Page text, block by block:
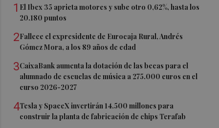
1 El Ibex 35 aprieta motores y sube otro 0,62%, hasta los
20.180 puntos
2Fallece el expresidente de Eurocaja Rural, Andrés
Gómez Mora, a los 89 años de edad
3CaixaBank aumenta la dotación de las becas para el
alumnado de escuelas de música a 275.000 euros en el
curso 2026-2027
4Tesla y SpaceX invertirán 14.500 millones para
construir la planta de fabricación de chips Terafab